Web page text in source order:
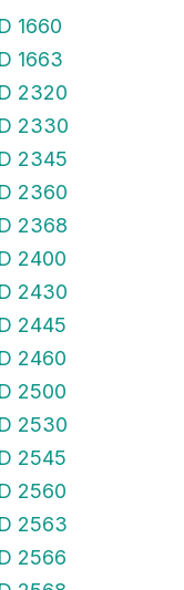
1660
1663
2320
2330
2345
2360
2368
2400
2430
2445
2460
2500
2530
2545
2560
2563
2566
2568